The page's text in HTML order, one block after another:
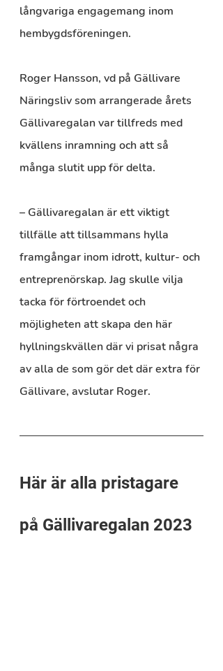
långvariga engagemang inom
hembygdsföreningen.
Roger Hansson, vd på Gällivare
Näringsliv som arrangerade årets
Gällivaregalan var tillfreds med
kvällens inramning och att så
många slutit upp för delta.
– Gällivaregalan är ett viktigt
tillfälle att tillsammans hylla
framgångar inom idrott, kultur- och
entreprenörskap. Jag skulle vilja
tacka för förtroendet och
möjligheten att skapa den här
hyllningskvällen där vi prisat några
av alla de som gör det där extra för
Gällivare, avslutar Roger.
Här är alla pristagare
på Gällivaregalan 2023